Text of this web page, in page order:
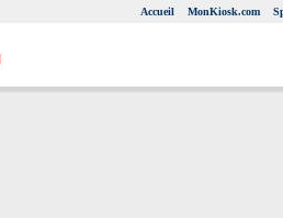
Accueil MonKiosk.com